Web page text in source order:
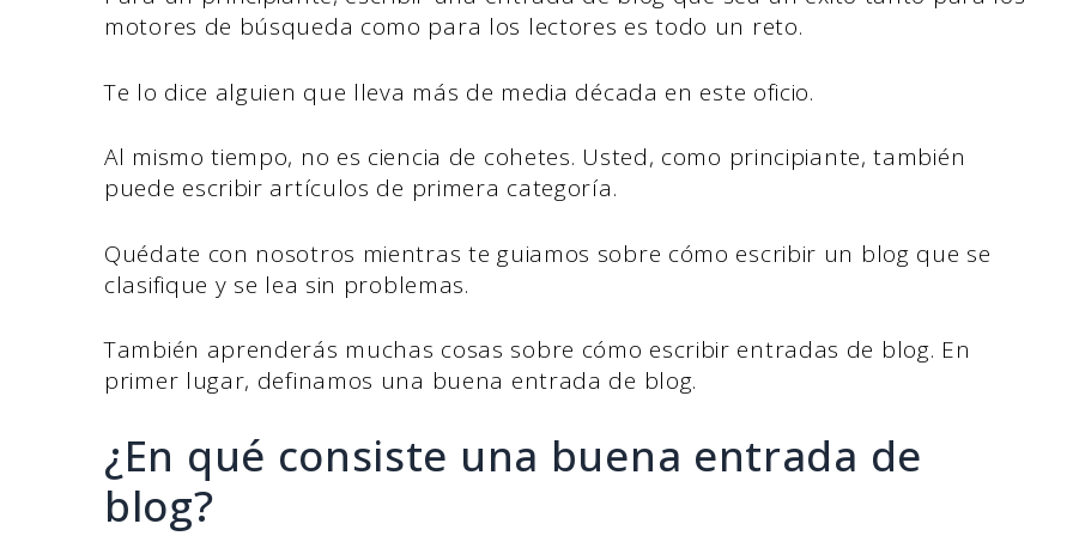
motores de búsqueda como para los lectores es todo un reto.
Te lo dice alguien que lleva más de media década en este oficio.
Al mismo tiempo, no es ciencia de cohetes. Usted, como principiante, también
puede escribir artículos de primera categoría.
Quédate con nosotros mientras te guiamos sobre cómo escribir un blog que se
clasifique y se lea sin problemas.
También aprenderás muchas cosas sobre cómo escribir entradas de blog. En
primer lugar, definamos una buena entrada de blog.
¿En qué consiste una buena entrada de
blog?